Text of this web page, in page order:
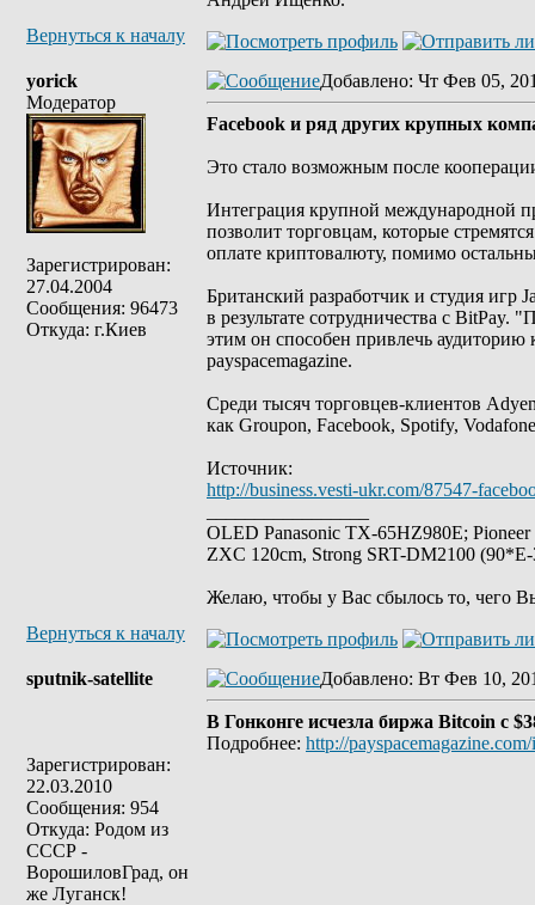
Вернуться к началу
yorick
Модератор
Зарегистрирован:
27.04.2004
Сообщения: 96473
Откуда: г.Киев
Добавлено: Чт Фев 05,
Facebook и ряд других крупных
Это стало возможным после
Интеграция крупной международной
позволит торговцам, которые
оплате криптовалюту, помимо
Британский разработчик и студия
в результате сотрудничества с BitPay.
этим он способен привлечь
payspacemagazine.
Среди тысяч торговцев-клиентов
как Groupon, Facebook, Spotify,
Источник:
http://business.vesti-ukr.com/87547-
OLED Panasonic TX-65HZ980E;
ZXC 120cm, Strong SRT-DM2100
Желаю, чтобы у Вас сбылось то, чего
Вернуться к началу
sputnik-satellite
Зарегистрирован:
22.03.2010
Сообщения: 954
Откуда: Родом из
СССР -
ВорошиловГрад, он
же Луганск!
Добавлено: Вт Фев 10,
В Гонконге исчезла биржа Bitcoin c
Подробнее: http://